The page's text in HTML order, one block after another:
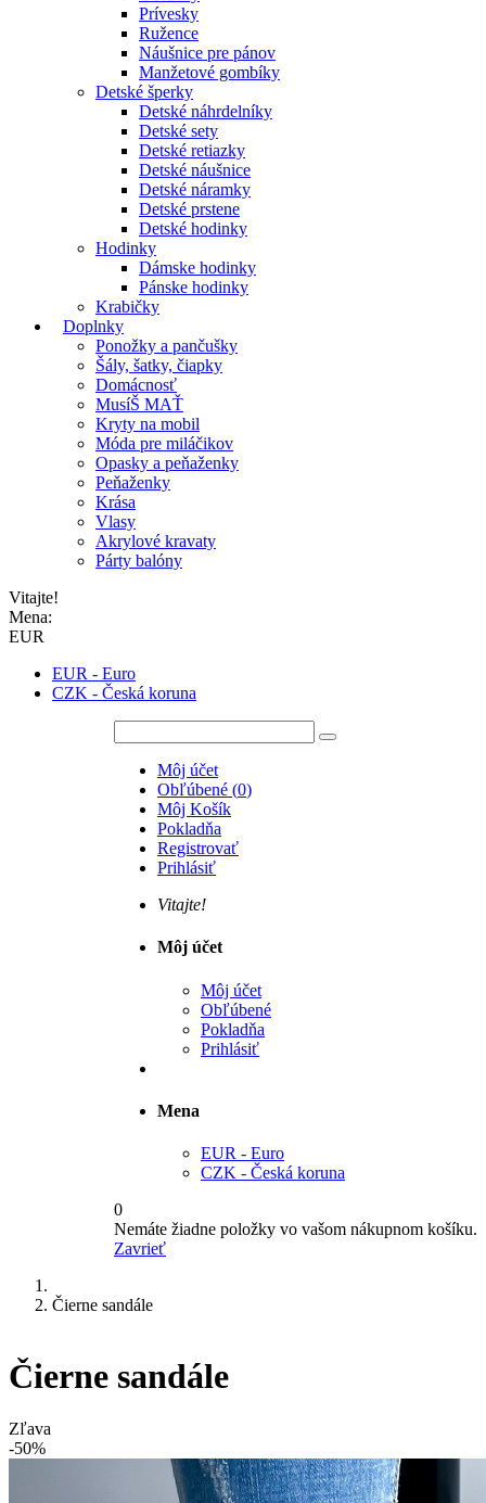
Prívesky
Ružence
Náušnice pre pánov
Manžetové gombíky
Detské šperky
Detské náhrdelníky
Detské sety
Detské retiazky
Detské náušnice
Detské náramky
Detské prstene
Detské hodinky
Hodinky
Dámske hodinky
Pánske hodinky
Krabičky
Doplnky
Ponožky a pančušky
Šály, šatky, čiapky
Domácnosť
MusíŠ MAŤ
Kryty na mobil
Móda pre miláčikov
Opasky a peňaženky
Peňaženky
Krása
Vlasy
Akrylové kravaty
Párty balóny
Vitajte!
Mena:
EUR
EUR - Euro
CZK - Česká koruna
Môj účet
Obľúbené (0)
Môj Košík
Pokladňa
Registrovať
Prihlásiť
Vitajte!
Môj účet
Môj účet
Obľúbené
Pokladňa
Prihlásiť
Mena
EUR - Euro
CZK - Česká koruna
0
Nemáte žiadne položky vo vašom nákupnom košíku.
Zavrieť
Čierne sandále
Čierne sandále
Zľava
-50%